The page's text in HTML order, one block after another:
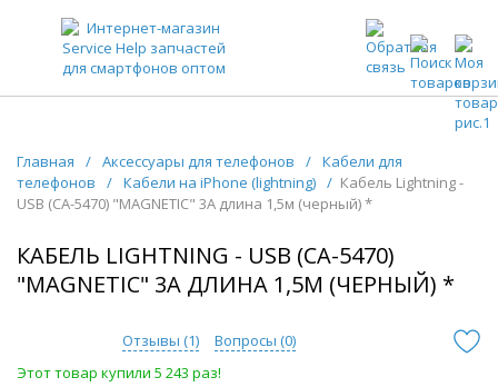
ЗАПЧАСТИ ДЛЯ ТЕЛЕФОНОВ ОПТОМ
Главная / Аксессуары для телефонов / Кабели для
телефонов
/ Кабели на iPhone (lightning) / Кабель Lightning -
USB (CA-5470) "MAGNETIC" 3А длина 1,5м (черный) *
КАБЕЛЬ LIGHTNING - USB (CA-5470)
"MAGNETIC" 3А ДЛИНА 1,5М (ЧЕРНЫЙ) *
Отзывы (1) Вопросы (0)
Этот товар купили 5 243 раз!